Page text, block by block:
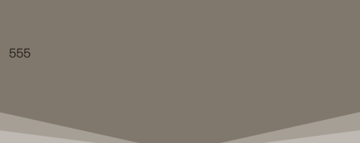
555